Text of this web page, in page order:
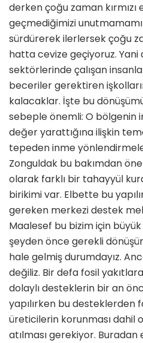
derken çoğu zaman
geçmediğimizi
sürdürerek ilerlersek çoğu
hatta cevize geçiyoruz. Yani
sektörlerinde çalışan
beceriler gerektiren
kalacaklar. İşte bu
sebeple önemli: O bölgenin
değer yarattığına ilişkin
tepeden inme
Zonguldak bu bakımdan
olarak farklı bir tahayyül
birikimi var. Elbette bu
gereken merkezi destek
Maalesef bu bizim için
şeyden önce gerekli
hale gelmiş durumdayız.
değiliz. Bir defa fosil
dolaylı desteklerin bir an
yapılırken bu desteklerden
üreticilerin korunması dahil
atılması gerekiyor.